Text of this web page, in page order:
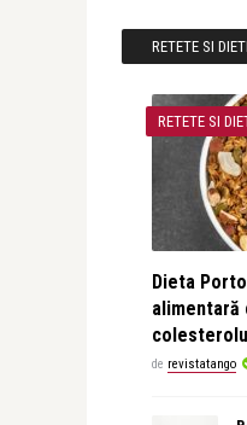
RETETE SI
RETETE SI
Dieta
alimentară
de revistatango